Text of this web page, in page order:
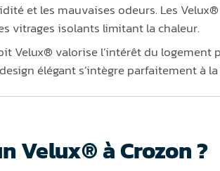
et les mauvaises odeurs. Les
vitrages isolants limitant la chaleur.
Velux® valorise l’intérêt du logement
élégant s’intègre parfaitement à
Velux® à Crozon ?